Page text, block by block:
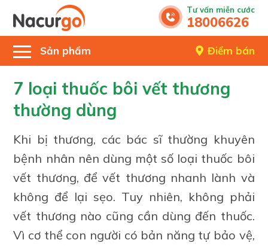
Tư vấn miễn cước
18006626
Sản phẩm Điểm bán
7 loại thuốc bôi vết thương
thường dùng
Khi bị thương, các bác sĩ thường khuyên
bệnh nhân nên dùng một số loại thuốc bôi
vết thương, để vết thương nhanh lành và
không để lại sẹo. Tuy nhiên, không phải
vết thương nào cũng cần dùng đến thuốc.
Vì cơ thể con người có bản năng tự bảo vệ,